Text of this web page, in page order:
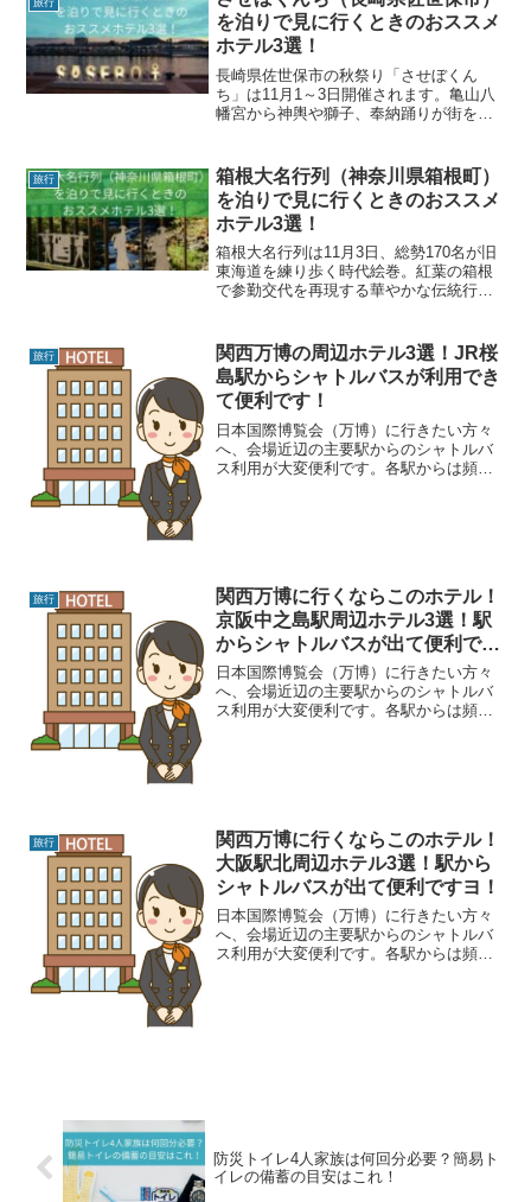
を泊りで見に行くときのおススメ
ホテル3選！
長崎県佐世保市の秋祭り「させぼくん
ち」は11月1～3日開催されます。亀山八
幡宮から神輿や獅子、奉納踊りが街を練
け観覧するのにおすすめのホテルを紹介
します。
旅行
箱根大名行列（神奈川県箱根町）
を泊りで見に行くときのおススメ
ホテル3選！
箱根大名行列は11月3日、総勢170名が旧
東海道を練り歩く時代絵巻。紅葉の箱根
で参勤交代を再現する華やかな伝統行事
旅行
関西万博の周辺ホテル3選！JR桜
島駅からシャトルバスが利用でき
て便利です！
日本国際博覧会（万博）に行きたい方々
へ、会場近辺の主要駅からのシャトルバ
ス利用が大変便利です。各駅からは頻繁
旅行
関西万博に行くならこのホテル！
京阪中之島駅周辺ホテル3選！駅
からシャトルバスが出て便利です
ヨ！
日本国際博覧会（万博）に行きたい方々
へ、会場近辺の主要駅からのシャトルバ
ス利用が大変便利です。各駅からは頻繁
旅行
関西万博に行くならこのホテル！
大阪駅北周辺ホテル3選！駅から
シャトルバスが出て便利ですヨ！
日本国際博覧会（万博）に行きたい方々
へ、会場近辺の主要駅からのシャトルバ
ス利用が大変便利です。各駅からは頻繁
防災トイレ4人家族は何回分必要？簡易ト
イレの備蓄の目安はこれ！